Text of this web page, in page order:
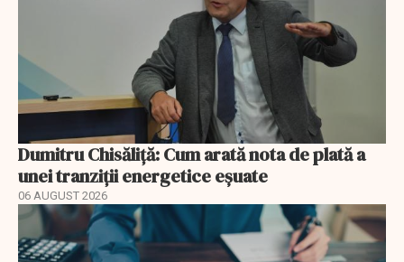
Dumitru Chisăliță: Cum arată nota de plată a
unei tranziții energetice eșuate
06 AUGUST 2026